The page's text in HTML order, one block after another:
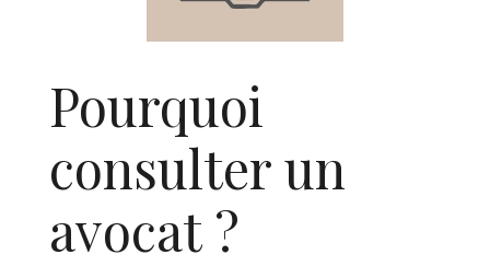
Pourquoi
consulter un
avocat ?